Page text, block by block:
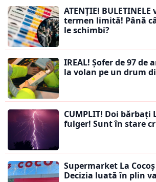
ATENȚIE!
termen limită! Până
le schimbi?
IREAL! Șofer de 97 de
la volan pe un drum
CUMPLIT! Doi bărbați
fulger! Sunt în stare
Supermarket La Cocoș
Decizia luată în plin